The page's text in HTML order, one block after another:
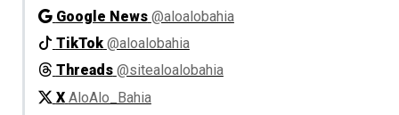
Google News @aloalobahia
TikTok @aloalobahia
Threads @sitealoalobahia
X AloAlo_Bahia